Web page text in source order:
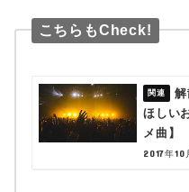
こちらもCheck!
ほしい
メ曲】
2017年10